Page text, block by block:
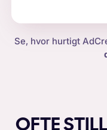
Se, hvor hurtigt
OFTE